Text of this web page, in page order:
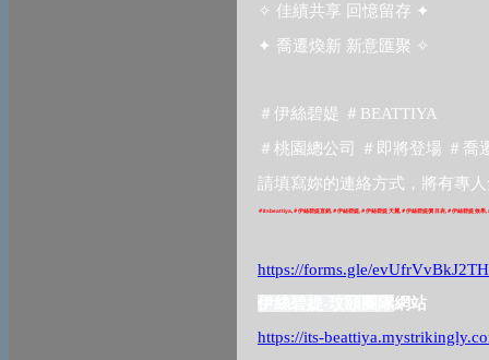
✧ 佳績共享 回憶留存 ✦
✦ 喬遷煥新 新意匯聚 ✧
＃伊絲碧媞 ＃ BEATTIYA
＃桃園總公司
＃即將登場 ＃喬
請填寫妳的連絡方式，將有專
＃ itsbeattiya, ＃ 伊絲碧媞直銷, ＃ 伊絲碧媞, ＃ 伊絲碧媞天麗 ,＃ 伊絲碧媞價目表, ＃伊絲碧媞效果,
https://forms.gle/
網站
https://its-